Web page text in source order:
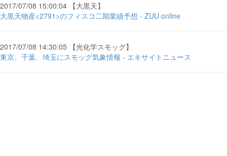
2017/07/08 15:00:04 【大黒天】
大黒天物産<2791>のフィスコ二期業績予想 - ZUU online
2017/07/08 14:30:05 【光化学スモッグ】
東京、千葉、埼玉にスモッグ気象情報 - エキサイトニュース